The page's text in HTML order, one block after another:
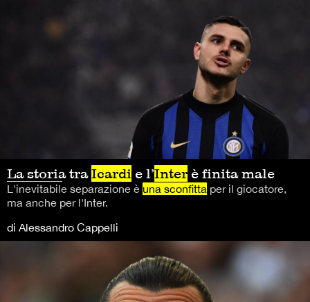
La storia traIcardi e l’Inter è finita male
L'inevitabile separazione è una sconfitta per il giocatore,
ma anche per l'Inter.
di Alessandro Cappelli